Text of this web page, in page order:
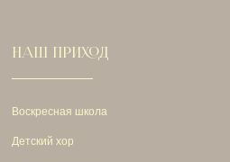
НАШ ПРИХОД
Воскресная школа
Детский хор